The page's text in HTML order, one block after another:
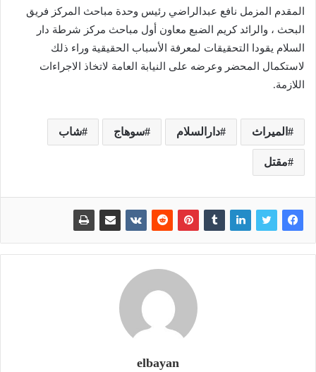
المقدم المزمل نافع عبدالراضي رئيس وحدة مباحث المركز فريق
البحث ، والرائد كريم الضبع معاون أول مباحث مركز شرطة دار
السلام يقودا التحقيقات لمعرفة الأسباب الحقيقية وراء ذلك
لاستكمال المحضر وعرضه على النيابة العامة لاتخاذ الاجراءات
اللازمة.
الميراث دارالسلام سوهاج شاب
مقتل
elbayan